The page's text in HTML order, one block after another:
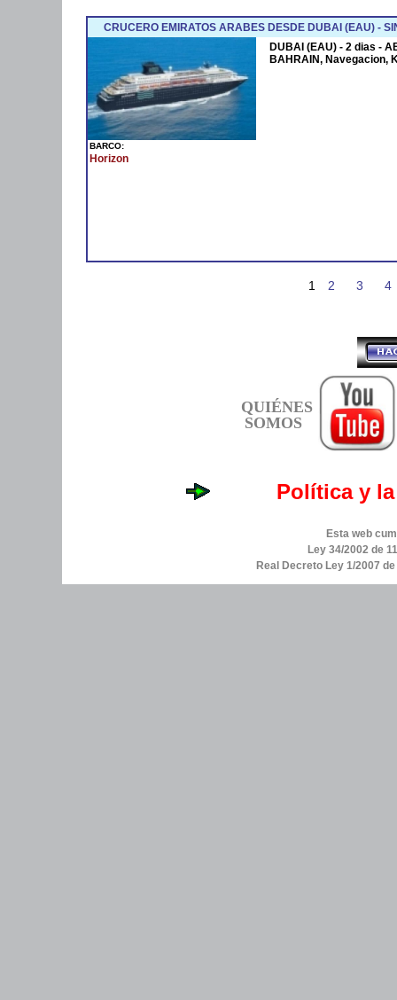
CRUCERO EMIRATOS ARABES DESDE DUBAI (EAU) -
BARCO:
Horizon
DUBAI (EAU) - 2 dias -
BAHRAIN, Navegacion,
1 2 3 4
QUIÉNES
SOMOS
Política y
Esta web
Ley 34/2002 de
Real Decreto Ley 1/2007